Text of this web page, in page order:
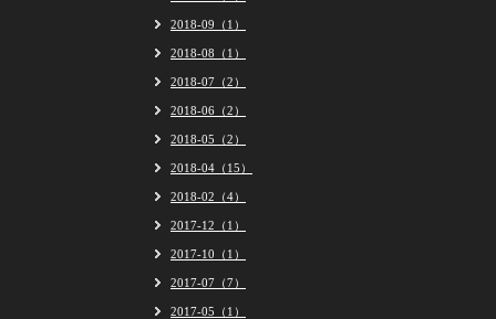
2018-09（1）
2018-08（1）
2018-07（2）
2018-06（2）
2018-05（2）
2018-04（15）
2018-02（4）
2017-12（1）
2017-10（1）
2017-07（7）
2017-05（1）